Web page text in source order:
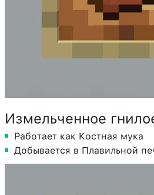
Измельченное
Работает как Костная мука
Добывается в Плавильной